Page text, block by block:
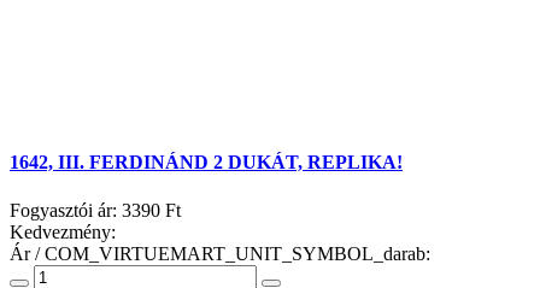
1642, III. FERDINÁND 2 DUKÁT, REPLIKA!
Fogyasztói ár: 3390 Ft
Kedvezmény:
Ár / COM_VIRTUEMART_UNIT_SYMBOL_darab: